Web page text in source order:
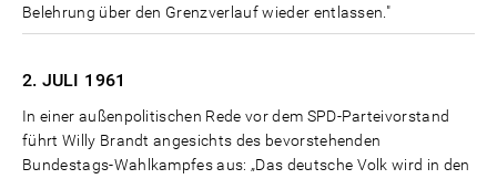
Belehrung über den Grenzverlauf wieder entlassen."
2. JULI 1961
In einer außenpolitischen Rede vor dem SPD-Parteivorstand
führt Willy Brandt angesichts des bevorstehenden
Bundestags-Wahlkampfes aus: „Das deutsche Volk wird in den